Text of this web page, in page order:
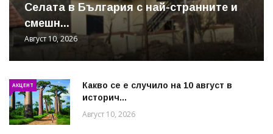
Cелата в България с най-странните и
смешн...
Август 10, 2026
АКЦЕНТ
Какво се е случило на 10 август в
историч...
Август 10, 2026